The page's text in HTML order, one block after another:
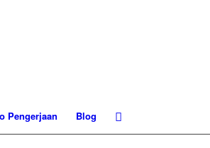
Pengerjaan Blog